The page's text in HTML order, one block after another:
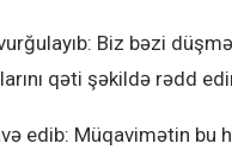
Biz bəzi
qəti şəkildə rədd
edib: Müqavimətin bu